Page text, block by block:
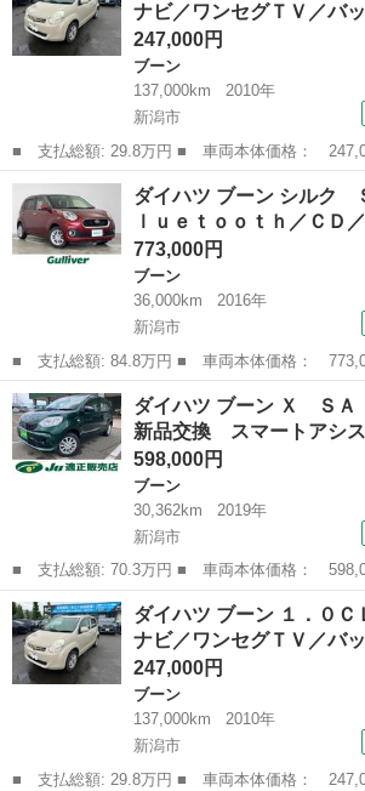
横滑り軽減 ...
ナビ／ワンセグＴＶ／バ
247,000円
ブーン
137,000km
2010年
新潟市
■ 支払総額: 29.8万円 ■ 車両本体価格： 247,000 円 ■ メーカー
名： ダイハツ ■ 車種名： ブーン ■ グレー
リミテッド 純正ナビ／ワンセグＴＶ／バックカ
ホイール／ス...
新潟 新潟市 ブーン
ダイハツ ブーン シルク
ｌｕｅｔｏｏｔｈ／ＣＤ
773,000円
ブーン
36,000km
2016年
新潟市
■ 支払総額: 84.8万円 ■ 車両本体価格： 773,000 円 ■ メーカー
名： ダイハツ ■ 車種名： ブーン ■ グレー
ＡＩＩ ナビ（Ｂｌｕｅｔｏｏｔｈ／ＣＤ／Ｄ
トアシスト ...
新潟 新潟市 ブーン
ダイハツ ブーン Ｘ Ｓ
新品交換 スマートアシ
598,000円
ブーン
30,362km
2019年
新潟市
■ 支払総額: 70.3万円 ■ 車両本体価格： 598,000 円 ■ メーカー
名： ダイハツ ■ 車種名： ブーン ■ グレー
Ｉ 夏タイヤ４本新品交換 スマートアシスト
グＴＶ バッ...
新潟 新潟市 ブーン
ダイハツ ブーン １．０
ナビ／ワンセグＴＶ／バ
247,000円
ブーン
137,000km
2010年
新潟市
■ 支払総額: 29.8万円 ■ 車両本体価格： 247,000 円 ■ メーカー